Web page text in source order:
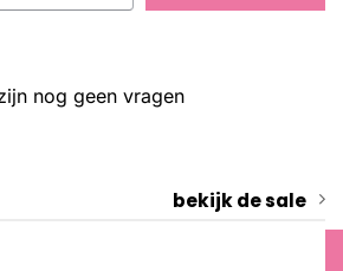
nog geen vragen
bekijk de sale